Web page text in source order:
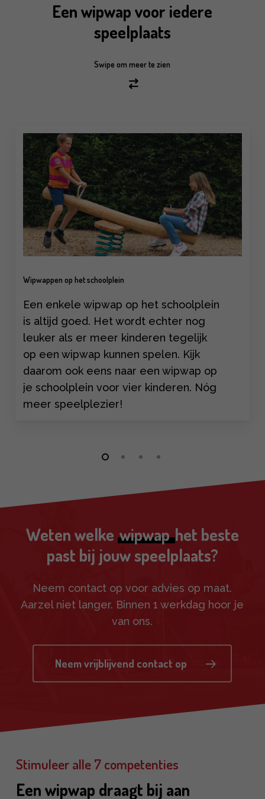
Een wipwap voor iedere
speelplaats
Swipe om meer te zien
Wipwappen op het schoolplein
Een enkele wipwap op het schoolplein
is altijd goed. Het wordt echter nog
leuker als er meer kinderen tegelijk
op een wipwap kunnen spelen. Kijk
daarom ook eens naar een wipwap op
je schoolplein voor vier kinderen. Nóg
meer speelplezier!
Weten welke wipwaphet beste
past bij jouw speelplaats?
Neem contact op voor advies op maat.
Aarzel niet langer. Binnen 1 werkdag hoor je
van ons.
Neem vrijblijvend contact op
Stimuleer alle 7 competenties
Een wipwap draagt bij aan